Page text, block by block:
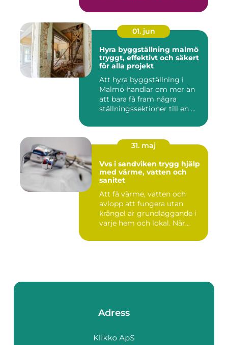
01. jun
Hyra byggställning malmö
tryggt, effektivt och säkert
för alla projekt
Att hyra byggställning i
Malmö handlar om mer än
att bara få fram några
ställningssektioner till en ...
31. maj
Vvs i sandviken trygg hjälp
med värme, vatten och
sanitet
Att få värme, vatten och
avlopp att fungera utan
krångel är grundläggande i
varje hem och lokal. När...
Adress